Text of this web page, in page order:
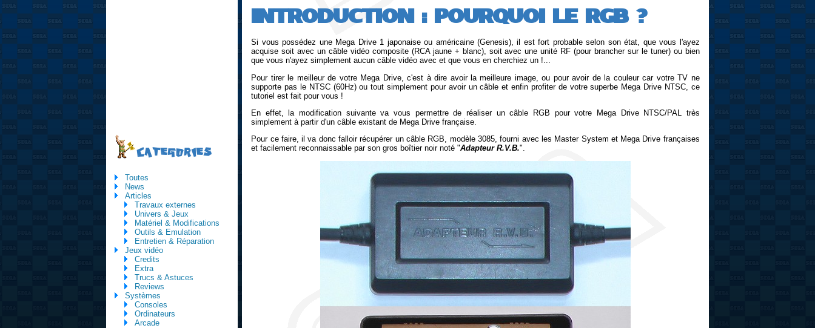
INTRODUCTION : POURQUOI LE RGB ?
Si vous possédez une Mega Drive 1 japonaise ou américaine (Genesis), il est fort probable selon son état, que vous l'ayez
acquise soit avec un câble vidéo composite (RCA jaune + blanc), soit avec une unité RF (pour brancher sur le tuner) ou bien
que vous n'ayez simplement aucun câble vidéo avec et que vous en cherchiez un !...
Pour tirer le meilleur de votre Mega Drive, c'est à dire avoir la meilleure image, ou pour avoir de la couleur car votre TV ne
supporte pas le NTSC (60Hz) ou tout simplement pour avoir un câble et enfin profiter de votre superbe Mega Drive NTSC, ce
tutoriel est fait pour vous !
En effet, la modification suivante va vous permettre de réaliser un câble RGB pour votre Mega Drive NTSC/PAL très
simplement à partir d'un câble existant de Mega Drive française.
Pour ce faire, il va donc falloir récupérer un câble RGB, modèle 3085, fourni avec les Master System et Mega Drive françaises
et facilement reconnaissable par son gros boîtier noir noté "Adapteur R.V.B.".
CATEGORIES
Toutes
News
Articles
Travaux externes
Univers & Jeux
Matériel & Modifications
Outils & Emulation
Entretien & Réparation
Jeux vidéo
Credits
Extra
Trucs & Astuces
Reviews
Systèmes
Consoles
Ordinateurs
Arcade